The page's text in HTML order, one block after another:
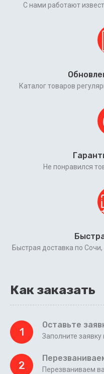
С нами работают
Каталог товаров
Не понравился
Быстрая доставка по
Как заказать
1
Оставьте
Заполните заявку
2 Перезваниваем